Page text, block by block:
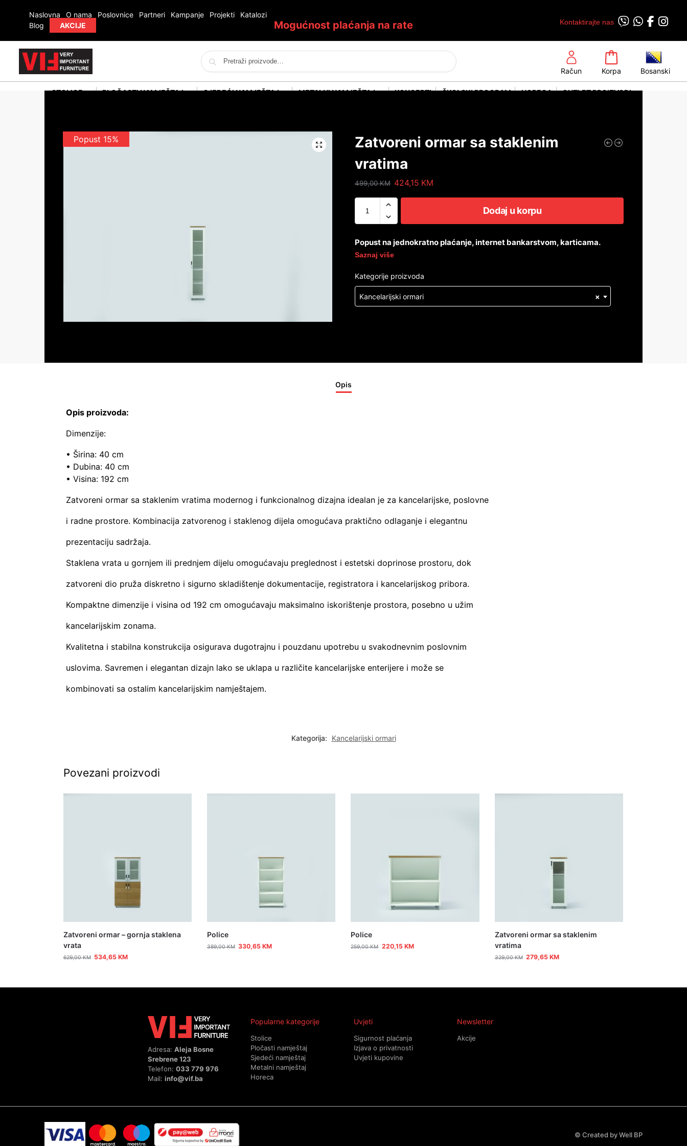
Naslovna O nama Poslovnice Partneri Kampanje Projekti
Katalozi
Blog
AKCIJE Mogućnost plaćanja na rate Kontaktirajte nas
Pretraži
Račun Korpa Bosanski
STOLICE PLOČASTI NAMJEŠTAJ SJEDEĆI NAMJEŠTAJ METALNI NAMJEŠTAJ KONCEPTI ŠKOLSKI PROGRAM HORECA OUTLET PROIZVODI
Popust 15%
Zatvoreni ormar sa staklenim
vratima
499,00KM 424,15 KM
Dodaj u korpu
Popust na jednokratno plaćanje, internet bankarstvom, karticama.
Saznaj više
Kategorije proizvoda
×
Kancelarijski ormari
Opis
Opis proizvoda:
Dimenzije:
• Širina: 40 cm
• Dubina: 40 cm
• Visina: 192 cm
Zatvoreni ormar sa staklenim vratima modernog i funkcionalnog dizajna idealan je za kancelarijske, poslovne
i radne prostore. Kombinacija zatvorenog i staklenog dijela omogućava praktično odlaganje i elegantnu
prezentaciju sadržaja.
Staklena vrata u gornjem ili prednjem dijelu omogućavaju preglednost i estetski doprinose prostoru, dok
zatvoreni dio pruža diskretno i sigurno skladištenje dokumentacije, registratora i kancelarijskog pribora.
Kompaktne dimenzije i visina od 192 cm omogućavaju maksimalno iskorištenje prostora, posebno u užim
kancelarijskim zonama.
Kvalitetna i stabilna konstrukcija osigurava dugotrajnu i pouzdanu upotrebu u svakodnevnim poslovnim
uslovima. Savremen i elegantan dizajn lako se uklapa u različite kancelarijske enterijere i može se
kombinovati sa ostalim kancelarijskim namještajem.
Kategorija: Kancelarijski ormari
Povezani proizvodi
Zatvoreni ormar – gornja staklena
vrata
629,00KM 534,65KM
Police
389,00KM 330,65KM
Police
259,00KM 220,15 KM
Zatvoreni ormar sa staklenim
vratima
329,00KM 279,65KM
Adresa: Aleja Bosne
Srebrene 123
Telefon: 033 779 976
Mail: info@vif.ba
Popularne kategorije
Stolice
Pločasti namještaj
Sjedeći namještaj
Metalni namještaj
Horeca
Uvjeti
Sigurnost plaćanja
Izjava o privatnosti
Uvjeti kupovine
Newsletter
Akcije
© Created by Well BP